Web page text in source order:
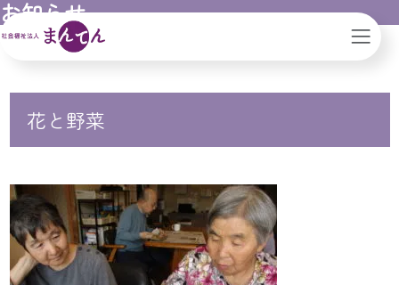
お知らせ
｜滋賀県｜大阪市
花と野菜